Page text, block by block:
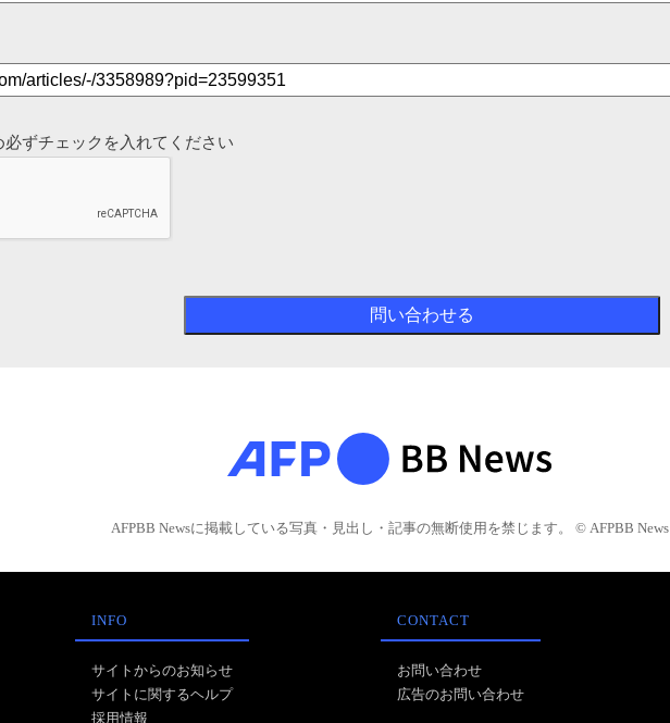
ずチェックを入れてください
AFPBB Newsに掲載している写真・見出し・記事の無断使用を禁じます。 © AFPBB News
INFO
サイトからのお知らせ
サイトに関するヘルプ
採用情報
CONTACT
お問い合わせ
広告のお問い合わせ